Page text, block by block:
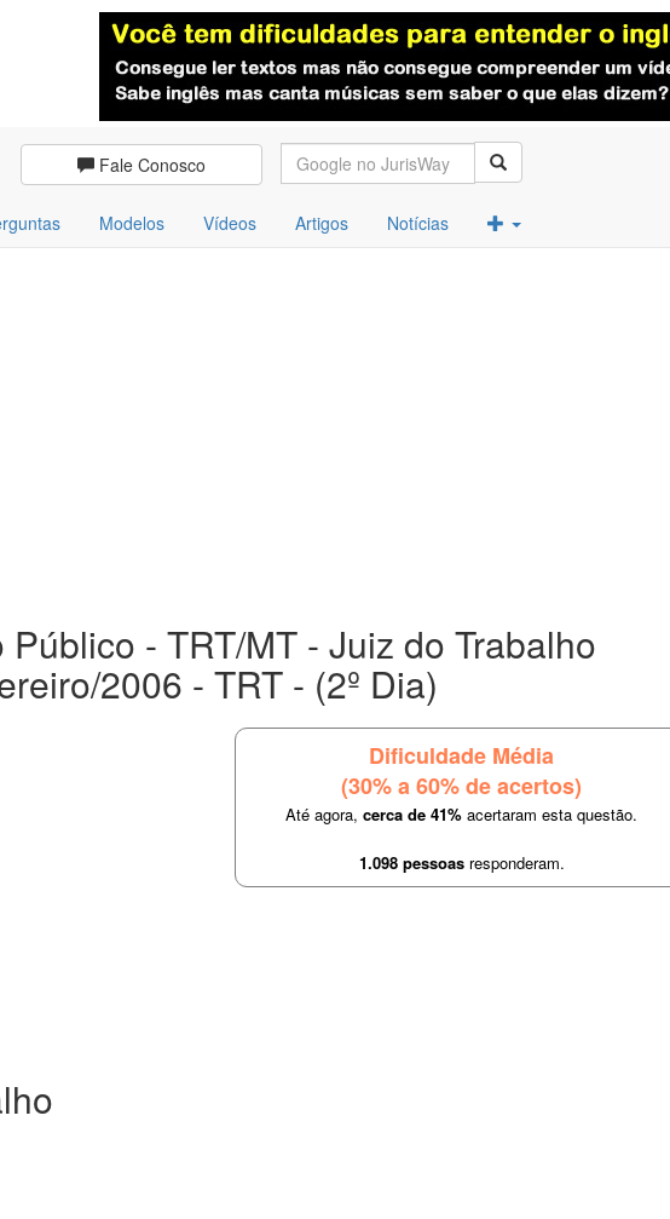
Fale Conosco
Modelos Vídeos Artigos Notícias
- TRT/MT - Juiz do Trabalho
2006 - TRT - (2º Dia)
Dificuldade Média
(30% a 60% de acertos)
Até agora, cerca de 41% acertaram esta questão.
1.098 pessoasresponderam.